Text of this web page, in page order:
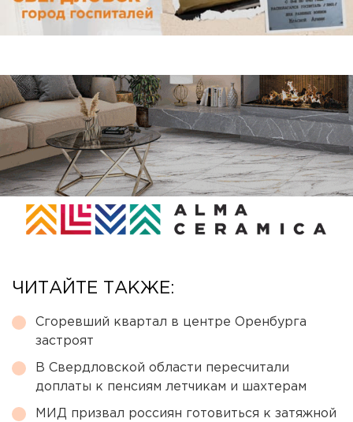
ЧИТАЙТЕ ТАКЖЕ:
Сгоревший квартал в центре Оренбурга
застроят
В Свердловской области пересчитали
доплаты к пенсиям летчикам и шахтерам
МИД призвал россиян готовиться к затяжной